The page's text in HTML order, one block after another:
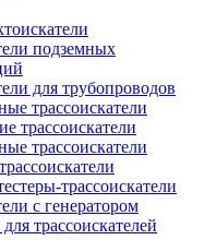
подземных
для трубопроводов
трассоискатели
трассоискатели
трассоискатели
трассоискатели
с генератором
трассоискателей